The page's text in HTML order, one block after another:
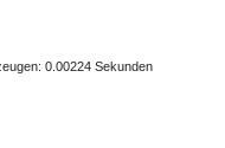
0.00224 Sekunden